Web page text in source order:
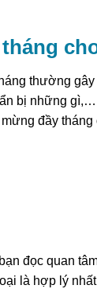
thường
bị những
đầy tháng
đọc quan
là hợp lý